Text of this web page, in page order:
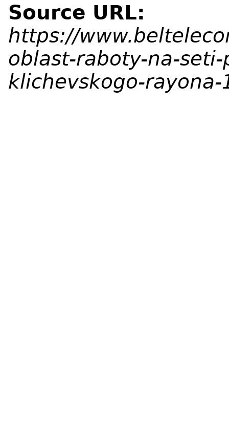
Source URL:
https://
oblast-raboty-na-
klichevskogo-rayona-